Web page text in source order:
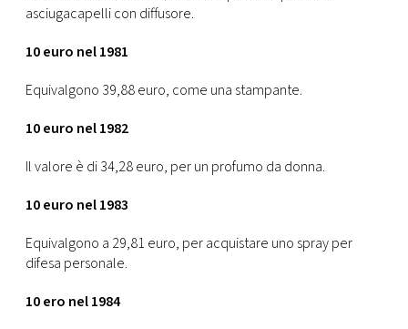
asciugacapelli con diffusore.
10 euro nel 1981
Equivalgono 39,88 euro, come una stampante.
10 euro nel 1982
Il valore è di 34,28 euro, per un profumo da donna.
10 euro nel 1983
Equivalgono a 29,81 euro, per acquistare uno spray per
difesa personale.
10 ero nel 1984